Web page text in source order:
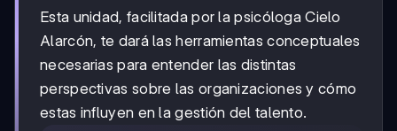
Esta unidad, facilitada por la psicóloga Cielo
Alarcón, te dará las herramientas conceptuales
necesarias para entender las distintas
perspectivas sobre las organizaciones y cómo
estas influyen en la gestión del talento.